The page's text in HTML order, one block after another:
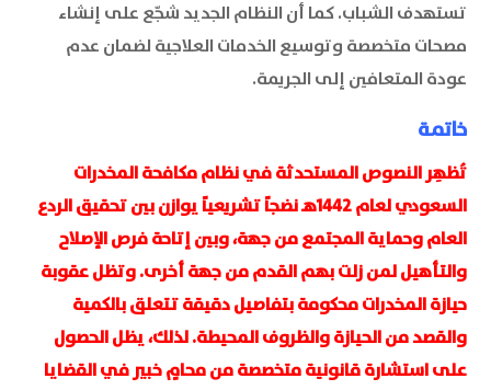
تستهدف الشباب. كما أن النظام الجديد شجّع على إنشاء
مصحات متخصصة وتوسيع الخدمات العلاجية لضمان عدم
عودة المتعافين إلى الجريمة.
خاتمة
تُظهِر النصوص المستحدثة في نظام مكافحة المخدرات
السعودي لعام 1442هـ نضجاً تشريعياً يوازن بين تحقيق الردع
العام وحماية المجتمع من جهة، وبين إتاحة فرص الإصلاح
والتأهيل لمن زلت بهم القدم من جهة أخرى. وتظل عقوبة
حيازة المخدرات محكومة بتفاصيل دقيقة تتعلق بالكمية
والقصد من الحيازة والظروف المحيطة. لذلك، يظل الحصول
على استشارة قانونية متخصصة من محامٍ خبير في القضايا